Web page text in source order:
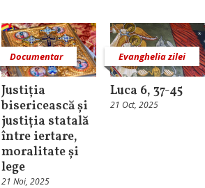
Documentar
Justiția
bisericească și
justiția statală
între iertare,
moralitate și
lege
21 Noi, 2025
Evanghelia zilei
Luca 6, 37-45
21 Oct, 2025